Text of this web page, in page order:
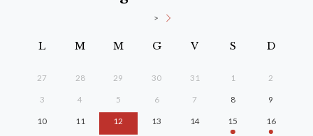
>
L M M G V S D
27 28 29 30 31 1 2
3 4 5 6 7 8 9
10 11 12 13 14 15 16